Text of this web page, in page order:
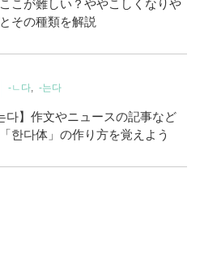
こが難しい？ややこしくなりや
その種類を解説
-ㄴ다 -는다
다】作文やニュースの記事など
한다体」の作り方を覚えよう